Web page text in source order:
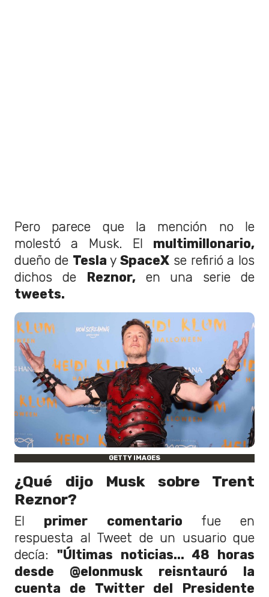
Pero parece que la mención no le
molestó a Musk. El multimillonario,
dueño de Tesla y SpaceX se refirió a los
dichos de Reznor,en una serie de
tweets.
GETTY IMAGES
¿Qué dijo Musk sobre Trent
Reznor?
El primer comentario fue en
respuesta al Tweet de un usuario que
decía: "Últimas noticias... 48 horas
desde @elonmusk reisntauró la
cuenta de Twitter del Presidente